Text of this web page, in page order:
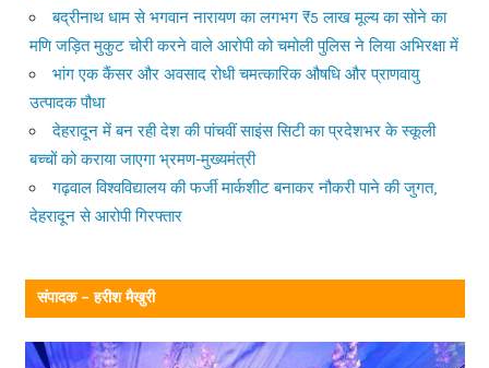
बद्रीनाथ धाम से भगवान नारायण का लगभग ₹5 लाख मूल्य का सोने का
मणि जड़ित मुकुट चोरी करने वाले आरोपी को चमोली पुलिस ने लिया अभिरक्षा में
भांग एक कैंसर और अवसाद रोधी चमत्कारिक औषधि और प्राणवायु
उत्पादक पौधा
देहरादून में बन रही देश की पांचवीं साइंस सिटी का प्रदेशभर के स्कूली
बच्चों को कराया जाएगा भ्रमण-मुख्यमंत्री
गढ़वाल विश्वविद्यालय की फर्जी मार्कशीट बनाकर नौकरी पाने की जुगत,
देहरादून से आरोपी गिरफ्तार
संपादक – हरीश मैखुरी